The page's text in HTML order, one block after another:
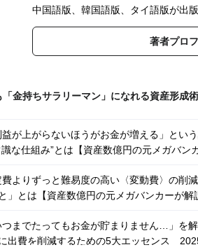
中国語版、韓国語版、タイ語版が出
著者プロ
「金持ちサラリーマン」になれる資産形成術
益が上がらないほうがお金が増える」とい
な仕組み”とは【資産数億円の元メガバン
費よりずっと難易度の高い〈変動費〉の削
」とは【資産数億円の元メガバンカーが解
つまでたってもお金が貯まりません…」を
出費を削減するための5大エッセンス